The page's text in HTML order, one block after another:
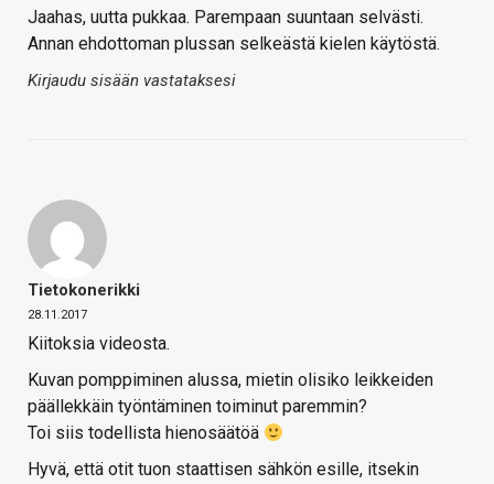
Jaahas, uutta pukkaa. Parempaan suuntaan selvästi.
Annan ehdottoman plussan selkeästä kielen käytöstä.
Kirjaudu sisään vastataksesi
Tietokonerikki
28.11.2017
Kiitoksia videosta.
Kuvan pomppiminen alussa, mietin olisiko leikkeiden
päällekkäin työntäminen toiminut paremmin?
Toi siis todellista hienosäätöä
Hyvä, että otit tuon staattisen sähkön esille, itsekin